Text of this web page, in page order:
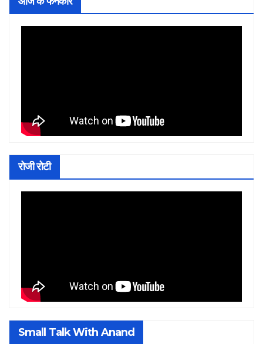
रोजी रोटी
Small Talk With Anand